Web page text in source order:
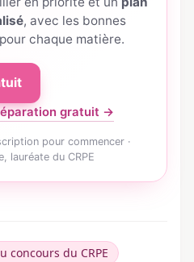
, avec les bonnes
chaque matière.
gratuit →
pour commencer ·
lauréate du CRPE
concours du CRPE